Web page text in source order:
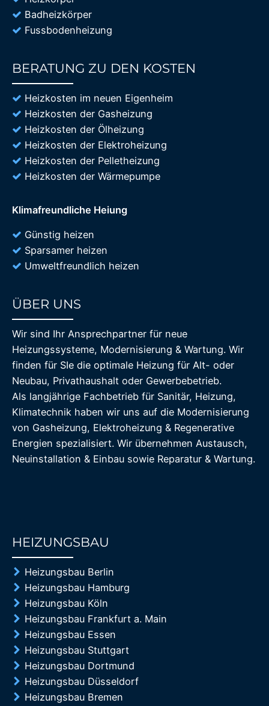
Badheizkörper
Fussbodenheizung
BERATUNG ZU DEN KOSTEN
Heizkosten im neuen Eigenheim
Heizkosten der Gasheizung
Heizkosten der Ölheizung
Heizkosten der Elektroheizung
Heizkosten der Pelletheizung
Heizkosten der Wärmepumpe
Klimafreundliche Heiung
Günstig heizen
Sparsamer heizen
Umweltfreundlich heizen
ÜBER UNS
Wir sind Ihr Ansprechpartner für neue
Heizungssysteme, Modernisierung & Wartung. Wir
finden für SIe die optimale Heizung für Alt- oder
Neubau, Privathaushalt oder Gewerbebetrieb.
Als langjährige Fachbetrieb für Sanitär, Heizung,
Klimatechnik haben wir uns auf die Modernisierung
von Gasheizung, Elektroheizung & Regenerative
Energien spezialisiert. Wir übernehmen Austausch,
Neuinstallation & Einbau sowie Reparatur & Wartung.
HEIZUNGSBAU
Heizungsbau Berlin
Heizungsbau Hamburg
Heizungsbau Köln
Heizungsbau Frankfurt a. Main
Heizungsbau Essen
Heizungsbau Stuttgart
Heizungsbau Dortmund
Heizungsbau Düsseldorf
Heizungsbau Bremen